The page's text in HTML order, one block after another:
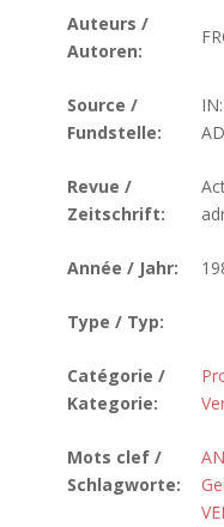
Auteurs /
Autoren:
Source /
Fundstelle:
Revue /
Zeitschrift:
Année / Jahr:
Type / Typ:
Catégorie /
Kategorie:
Mots clef /
Schlagworte: